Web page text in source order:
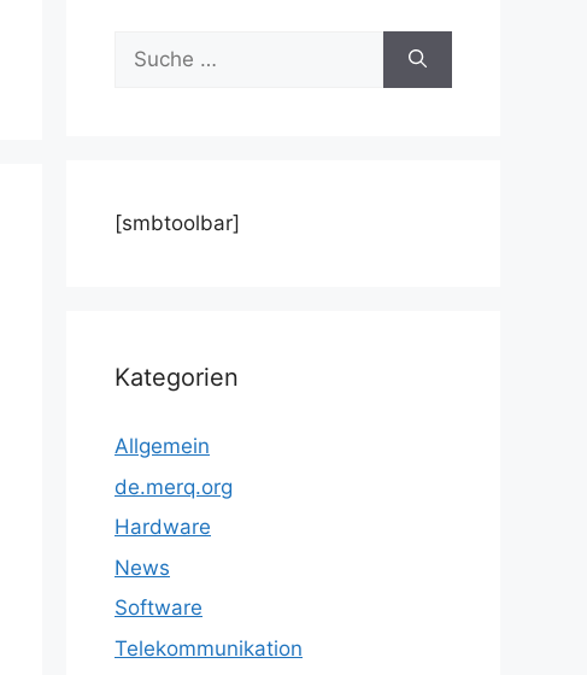
Suche
nach:
[smbtoolbar]
Kategorien
Allgemein
de.merq.org
Hardware
News
Software
Telekommunikation